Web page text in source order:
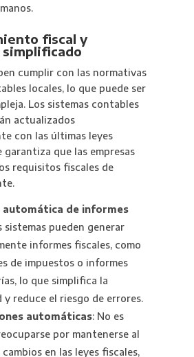
fiscal y
cumplir con las normativas
locales, lo que puede ser
Los sistemas contables
actualizados
con las últimas leyes
garantiza que las empresas
requisitos fiscales de
automática de informes
sistemas pueden generar
informes fiscales, como
de impuestos o informes
lo que simplifica la
reduce el riesgo de errores.
automáticas: No es
por mantenerse al
en las leyes fiscales,